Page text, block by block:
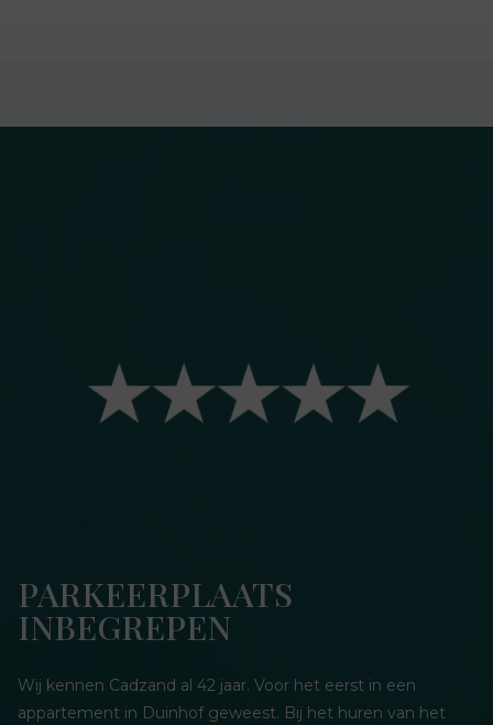
PARKEERPLAATS
INBEGREPEN
Wij kennen Cadzand al 42 jaar. Voor het eerst in een
appartement in Duinhof geweest. Bij het huren van het